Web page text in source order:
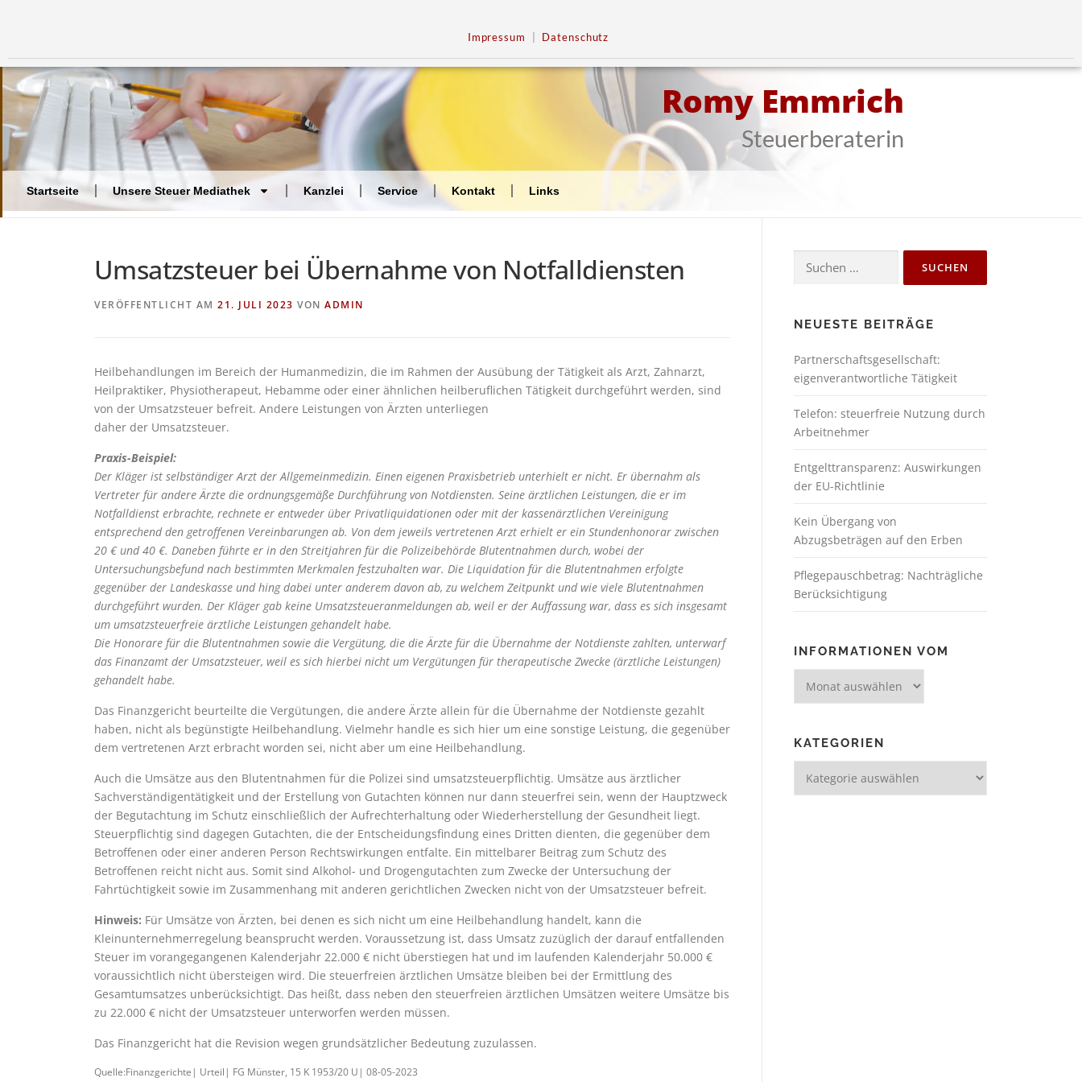
Impressum Datenschutz
Romy Emmrich
Steuerberaterin
Startseite Unsere Steuer Mediathek Kanzlei Service Kontakt Links
Umsatzsteuer bei Übernahme von Notfalldiensten
VERÖFFENTLICHT AM 21. JULI 2023 VON ADMIN
Heilbehandlungen im Bereich der Humanmedizin, die im Rahmen der Ausübung der Tätigkeit als Arzt, Zahnarzt,
Heilpraktiker, Physiotherapeut, Hebamme oder einer ähnlichen heilberuflichen Tätigkeit durchgeführt werden, sind
von der Umsatzsteuer befreit. Andere Leistungen von Ärzten unterliegen
daher der Umsatzsteuer.
Praxis-Beispiel:
Der Kläger ist selbständiger Arzt der Allgemeinmedizin. Einen eigenen Praxisbetrieb unterhielt er nicht. Er übernahm als
Vertreter für andere Ärzte die ordnungsgemäße Durchführung von Notdiensten. Seine ärztlichen Leistungen, die er im
Notfalldienst erbrachte, rechnete er entweder über Privatliquidationen oder mit der kassenärztlichen Vereinigung
entsprechend den getroffenen Vereinbarungen ab. Von dem jeweils vertretenen Arzt erhielt er ein Stundenhonorar zwischen
20 € und 40 €. Daneben führte er in den Streitjahren für die Polizeibehörde Blutentnahmen durch, wobei der
Untersuchungsbefund nach bestimmten Merkmalen festzuhalten war. Die Liquidation für die Blutentnahmen erfolgte
gegenüber der Landeskasse und hing dabei unter anderem davon ab, zu welchem Zeitpunkt und wie viele Blutentnahmen
durchgeführt wurden. Der Kläger gab keine Umsatzsteueranmeldungen ab, weil er der Auffassung war, dass es sich insgesamt
um umsatzsteuerfreie ärztliche Leistungen gehandelt habe.
Die Honorare für die Blutentnahmen sowie die Vergütung, die die Ärzte für die Übernahme der Notdienste zahlten, unterwarf
das Finanzamt der Umsatzsteuer, weil es sich hierbei nicht um Vergütungen für therapeutische Zwecke (ärztliche Leistungen)
gehandelt habe.
Das Finanzgericht beurteilte die Vergütungen, die andere Ärzte allein für die Übernahme der Notdienste gezahlt
haben, nicht als begünstigte Heilbehandlung. Vielmehr handle es sich hier um eine sonstige Leistung, die gegenüber
dem vertretenen Arzt erbracht worden sei, nicht aber um eine Heilbehandlung.
Auch die Umsätze aus den Blutentnahmen für die Polizei sind umsatzsteuerpflichtig. Umsätze aus ärztlicher
Sachverständigentätigkeit und der Erstellung von Gutachten können nur dann steuerfrei sein, wenn der Hauptzweck
der Begutachtung im Schutz einschließlich der Aufrechterhaltung oder Wiederherstellung der Gesundheit liegt.
Steuerpflichtig sind dagegen Gutachten, die der Entscheidungsfindung eines Dritten dienten, die gegenüber dem
Betroffenen oder einer anderen Person Rechtswirkungen entfalte. Ein mittelbarer Beitrag zum Schutz des
Betroffenen reicht nicht aus. Somit sind Alkohol- und Drogengutachten zum Zwecke der Untersuchung der
Fahrtüchtigkeit sowie im Zusammenhang mit anderen gerichtlichen Zwecken nicht von der Umsatzsteuer befreit.
Hinweis: Für Umsätze von Ärzten, bei denen es sich nicht um eine Heilbehandlung handelt, kann die
Kleinunternehmerregelung beansprucht werden. Voraussetzung ist, dass Umsatz zuzüglich der darauf entfallenden
Steuer im vorangegangenen Kalenderjahr 22.000 € nicht überstiegen hat und im laufenden Kalenderjahr 50.000 €
voraussichtlich nicht übersteigen wird. Die steuerfreien ärztlichen Umsätze bleiben bei der Ermittlung des
Gesamtumsatzes unberücksichtigt. Das heißt, dass neben den steuerfreien ärztlichen Umsätzen weitere Umsätze bis
zu 22.000 € nicht der Umsatzsteuer unterworfen werden müssen.
Das Finanzgericht hat die Revision wegen grundsätzlicher Bedeutung zuzulassen.
Quelle:Finanzgerichte| Urteil| FG Münster, 15 K 1953/20 U| 08-05-2023
NEUESTE BEITRÄGE
Partnerschaftsgesellschaft:
eigenverantwortliche Tätigkeit
Telefon: steuerfreie Nutzung durch
Arbeitnehmer
Entgelttransparenz: Auswirkungen
der EU-Richtlinie
Kein Übergang von
Abzugsbeträgen auf den Erben
Pflegepauschbetrag: Nachträgliche
Berücksichtigung
INFORMATIONEN VOM
KATEGORIEN